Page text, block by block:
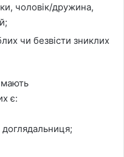
чоловік/дружина,
чи безвісти зниклих
мають
є: